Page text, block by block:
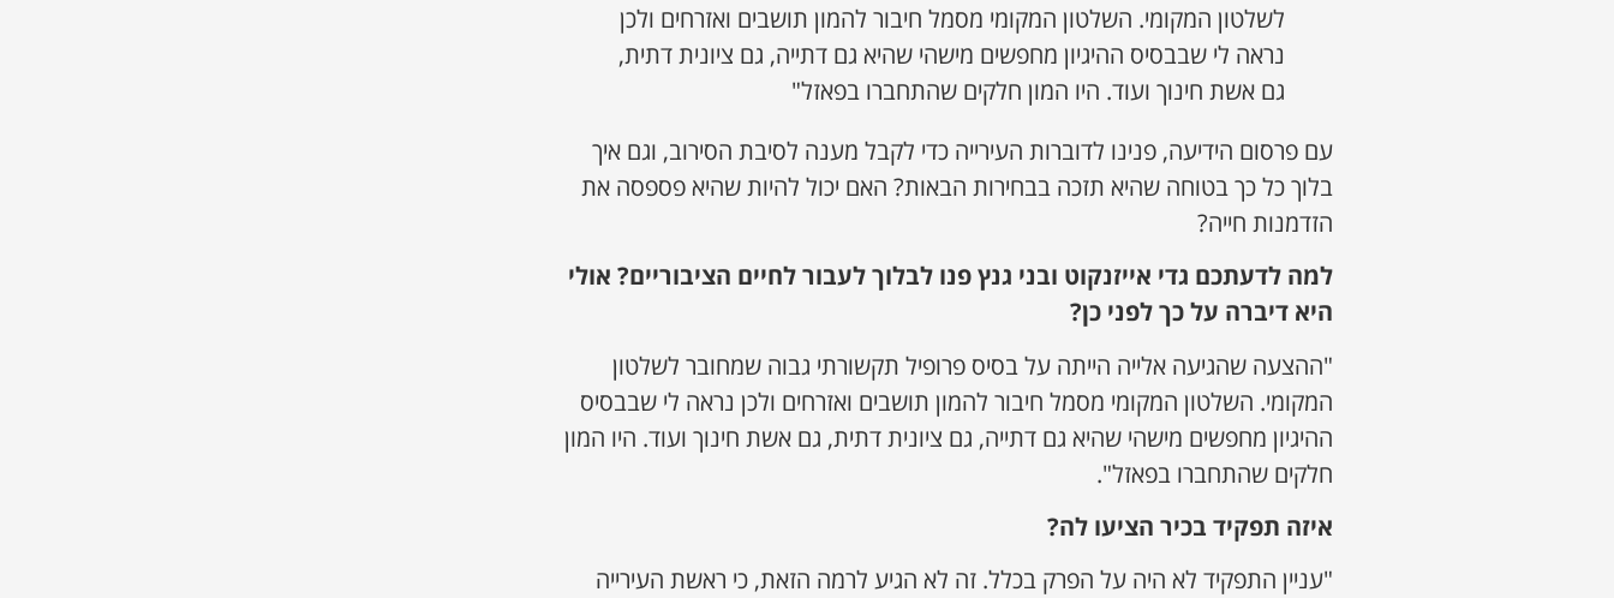
לשלטון המקומי. השלטון המקומי מסמל חיבור להמון תושבים ואזרחים ולכן
נראה לי שבבסיס ההיגיון מחפשים מישהי שהיא גם דתייה, גם ציונית דתית,
גם אשת חינוך ועוד. היו המון חלקים שהתחברו בפאזל"
עם פרסום הידיעה, פנינו לדוברות העירייה כדי לקבל מענה לסיבת הסירוב, וגם איך
בלוך כל כך בטוחה שהיא תזכה בבחירות הבאות? האם יכול להיות שהיא פספסה את
הזדמנות חייה?
למה לדעתכם גדי אייזנקוט ובני גנץ פנו לבלוך לעבור לחיים הציבוריים? אולי
היא דיברה על כך לפני כן?
"ההצעה שהגיעה אלייה הייתה על בסיס פרופיל תקשורתי גבוה שמחובר לשלטון
המקומי. השלטון המקומי מסמל חיבור להמון תושבים ואזרחים ולכן נראה לי שבבסיס
ההיגיון מחפשים מישהי שהיא גם דתייה, גם ציונית דתית, גם אשת חינוך ועוד. היו המון
חלקים שהתחברו בפאזל".
איזה תפקיד בכיר הציעו לה?
"עניין התפקיד לא היה על הפרק בכלל. זה לא הגיע לרמה הזאת, כי ראשת העירייה